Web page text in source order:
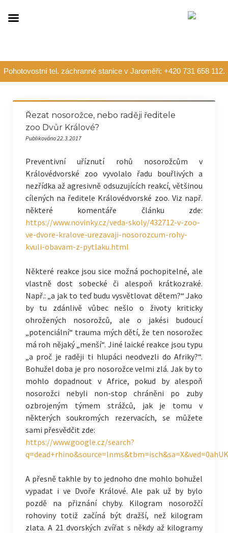
Pohotovostní tel. záchranné stanice v Jaroměři: +420 731 658 112.
Řezat nosorožce, nebo raději ředitele
zoo Dvůr Králové?
Publikováno 22.3.2017
Preventivní uříznutí rohů nosorožcům v
Královédvorské zoo vyvolalo řadu bouřlivých a
nezřídka až agresivně odsuzujících reakcí, většinou
cílených na ředitele Královédvorské zoo. Viz např.
některé komentáře článku zde:
https://www.novinky.cz/veda-skoly/432712-v-zoo-
ve-dvore-kralove-urezavaji-nosorozcum-rohy-
kvuli-obavam-z-pytlaku.html
Některé reakce jsou sice možná pochopitelné, ale
vlastně dost sobecké či alespoň krátkozraké.
Např.: „a jak to teď budu vysvětlovat dětem?“ Jako
by tu zdánlivě vůbec nešlo o životy kriticky
ohrožených nosorožců, ale o jakési budoucí
„potenciální“ trauma mých dětí, že ten nosorožec
má roh nějaký „menší“. Jiné laické reakce jsou typu
„a proč je raději ti hlupáci neodvezli do Afriky?“.
Bohužel doba je pro nosorožce velmi zlá. Jak by to
mohlo dopadnout v Africe, pokud by alespoň
nosorožci nebyli non-stop chráněni po zuby
ozbrojeným týmem strážců, jak je tomu v
některých soukromých rezervacích, se můžete
sami přesvědčit zde:
https://www.google.cz/search?
A přesně takhle by to jednoho dne mohlo bohužel
vypadat i ve Dvoře Králové. Ale pak už by bylo
pozdě na přiznání chyby. Kilogram nosorožčí
rohoviny totiž začíná být dražší, než kilogram
zlata. A 21 dvorských zvířat s někdy až kilogramy